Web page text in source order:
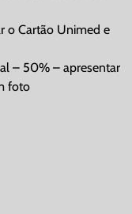
o Cartão Unimed e
– 50% – apresentar
foto